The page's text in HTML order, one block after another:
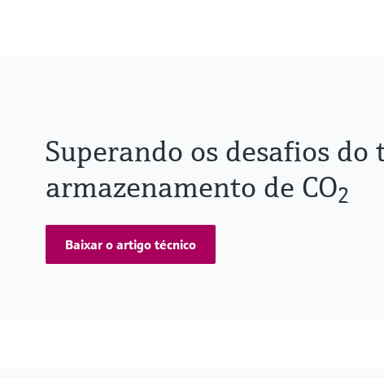
Superando os desafios
armazenamento de CO2
Baixar o artigo técnico